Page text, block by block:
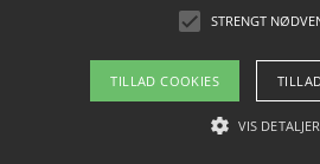
Copyright 2026 -
Om / kontakt
STRENGT
TILLAD COOKIES
VIS DETALJER